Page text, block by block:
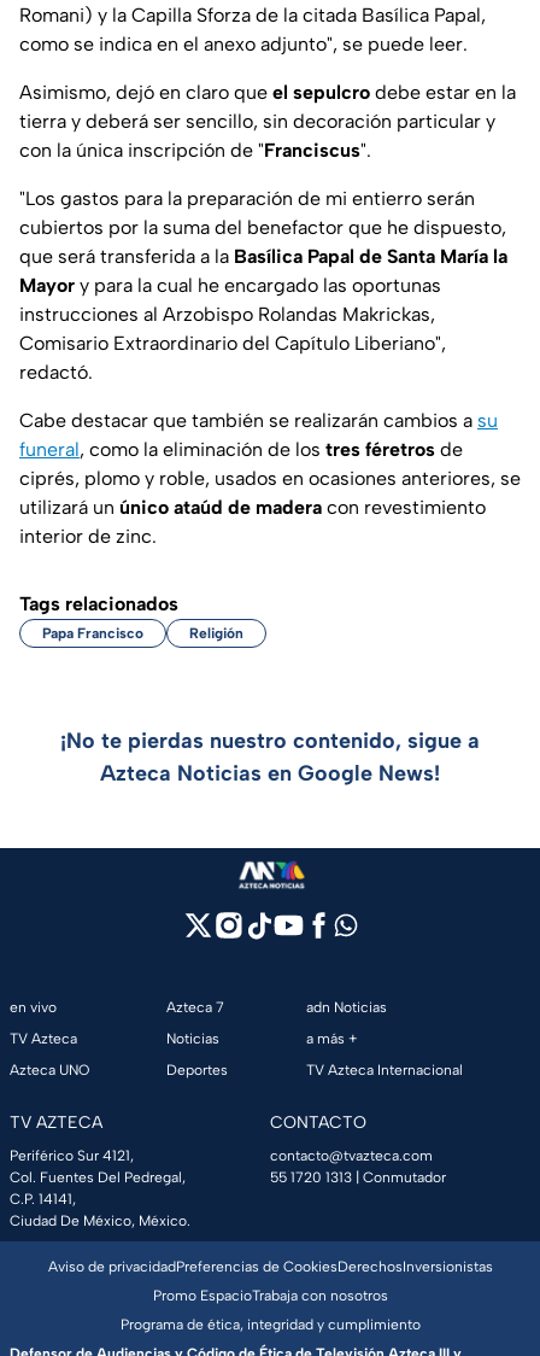
Romani) y la Capilla Sforza de la citada Basílica Papal,
como se indica en el anexo adjunto", se puede leer.
Asimismo, dejó en claro que el sepulcro debe estar en la
tierra y deberá ser sencillo, sin decoración particular y
con la única inscripción de "Franciscus".
"Los gastos para la preparación de mi entierro serán
cubiertos por la suma del benefactor que he dispuesto,
que será transferida a la Basílica Papal de Santa María la
Mayor y para la cual he encargado las oportunas
instrucciones al Arzobispo Rolandas Makrickas,
Comisario Extraordinario del Capítulo Liberiano",
redactó.
Cabe destacar que también se realizarán cambios a su
funeral, como la eliminación de los tres féretros de
ciprés, plomo y roble, usados en ocasiones anteriores, se
utilizará un único ataúd de madera con revestimiento
interior de zinc.
Tags relacionados
Papa Francisco Religión
¡No te pierdas nuestro contenido, sigue a
Azteca Noticias en Google News!
en vivo
TV Azteca
Azteca UNO
Azteca 7
Noticias
Deportes
adn Noticias
a más +
TV Azteca Internacional
TV AZTECA
Periférico Sur 4121,
Col. Fuentes Del Pedregal,
C.P. 14141,
Ciudad De México, México.
CONTACTO
contacto@tvazteca.com
55 1720 1313 | Conmutador
Aviso de privacidadPreferencias de CookiesDerechosInversionistas
Promo EspacioTrabaja con nosotros
Programa de ética, integridad y cumplimiento